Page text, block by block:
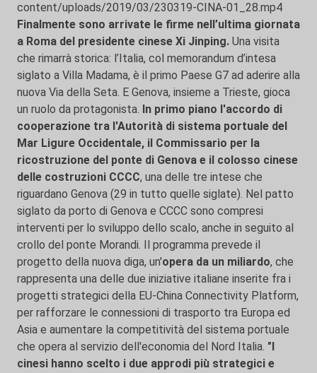
content/uploads/2019/03/230319-CINA-01_28.mp4
Finalmente sono arrivate le firme nell’ultima giornata
a Roma del presidente cinese Xi Jinping. Una visita
che rimarrà storica: l’Italia, col memorandum d’intesa
siglato a Villa Madama, è il primo Paese G7 ad aderire alla
nuova Via della Seta. E Genova, insieme a Trieste, gioca
un ruolo da protagonista. In primo piano l'accordo di
cooperazione tra l'Autorità di sistema portuale del
Mar Ligure Occidentale, il Commissario per la
ricostruzione del ponte di Genova e il colosso cinese
delle costruzioni CCCC, una delle tre intese che
riguardano Genova (29 in tutto quelle siglate). Nel patto
siglato da porto di Genova e CCCC sono compresi
interventi per lo sviluppo dello scalo, anche in seguito al
crollo del ponte Morandi. Il programma prevede il
progetto della nuova diga, un'opera da un miliardo, che
rappresenta una delle due iniziative italiane inserite fra i
progetti strategici della EU-China Connectivity Platform,
per rafforzare le connessioni di trasporto tra Europa ed
Asia e aumentare la competitività del sistema portuale
che opera al servizio dell'economia del Nord Italia. "I
cinesi hanno scelto i due approdi più strategici e